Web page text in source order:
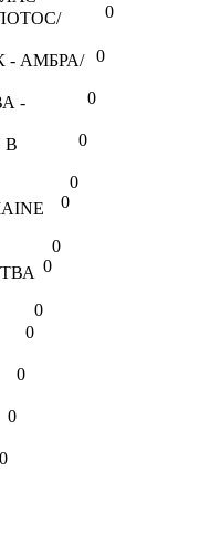
0
0
- АМБРА/
0
-
0
В
0
0
0
0
0
0
0
0
0